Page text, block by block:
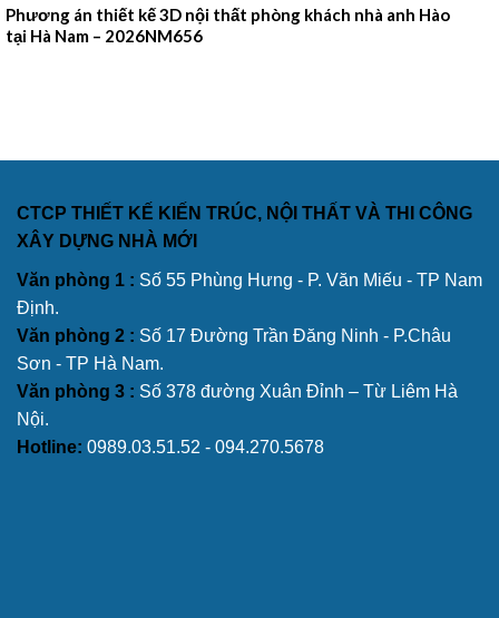
Phương án thiết kế 3D nội thất phòng khách nhà anh Hào
tại Hà Nam – 2026NM656
CTCP THIẾT KẾ KIẾN TRÚC, NỘI THẤT VÀ THI CÔNG
XÂY DỰNG NHÀ MỚI
Văn phòng 1 : Số 55 Phùng Hưng - P. Văn Miếu - TP Nam
Định.
Văn phòng 2 : Số 17 Đường Trần Đăng Ninh - P.Châu
Sơn - TP Hà Nam.
Văn phòng 3 : Số 378 đường Xuân Đỉnh – Từ Liêm Hà
Nội.
Hotline: 0989.03.51.52 - 094.270.5678